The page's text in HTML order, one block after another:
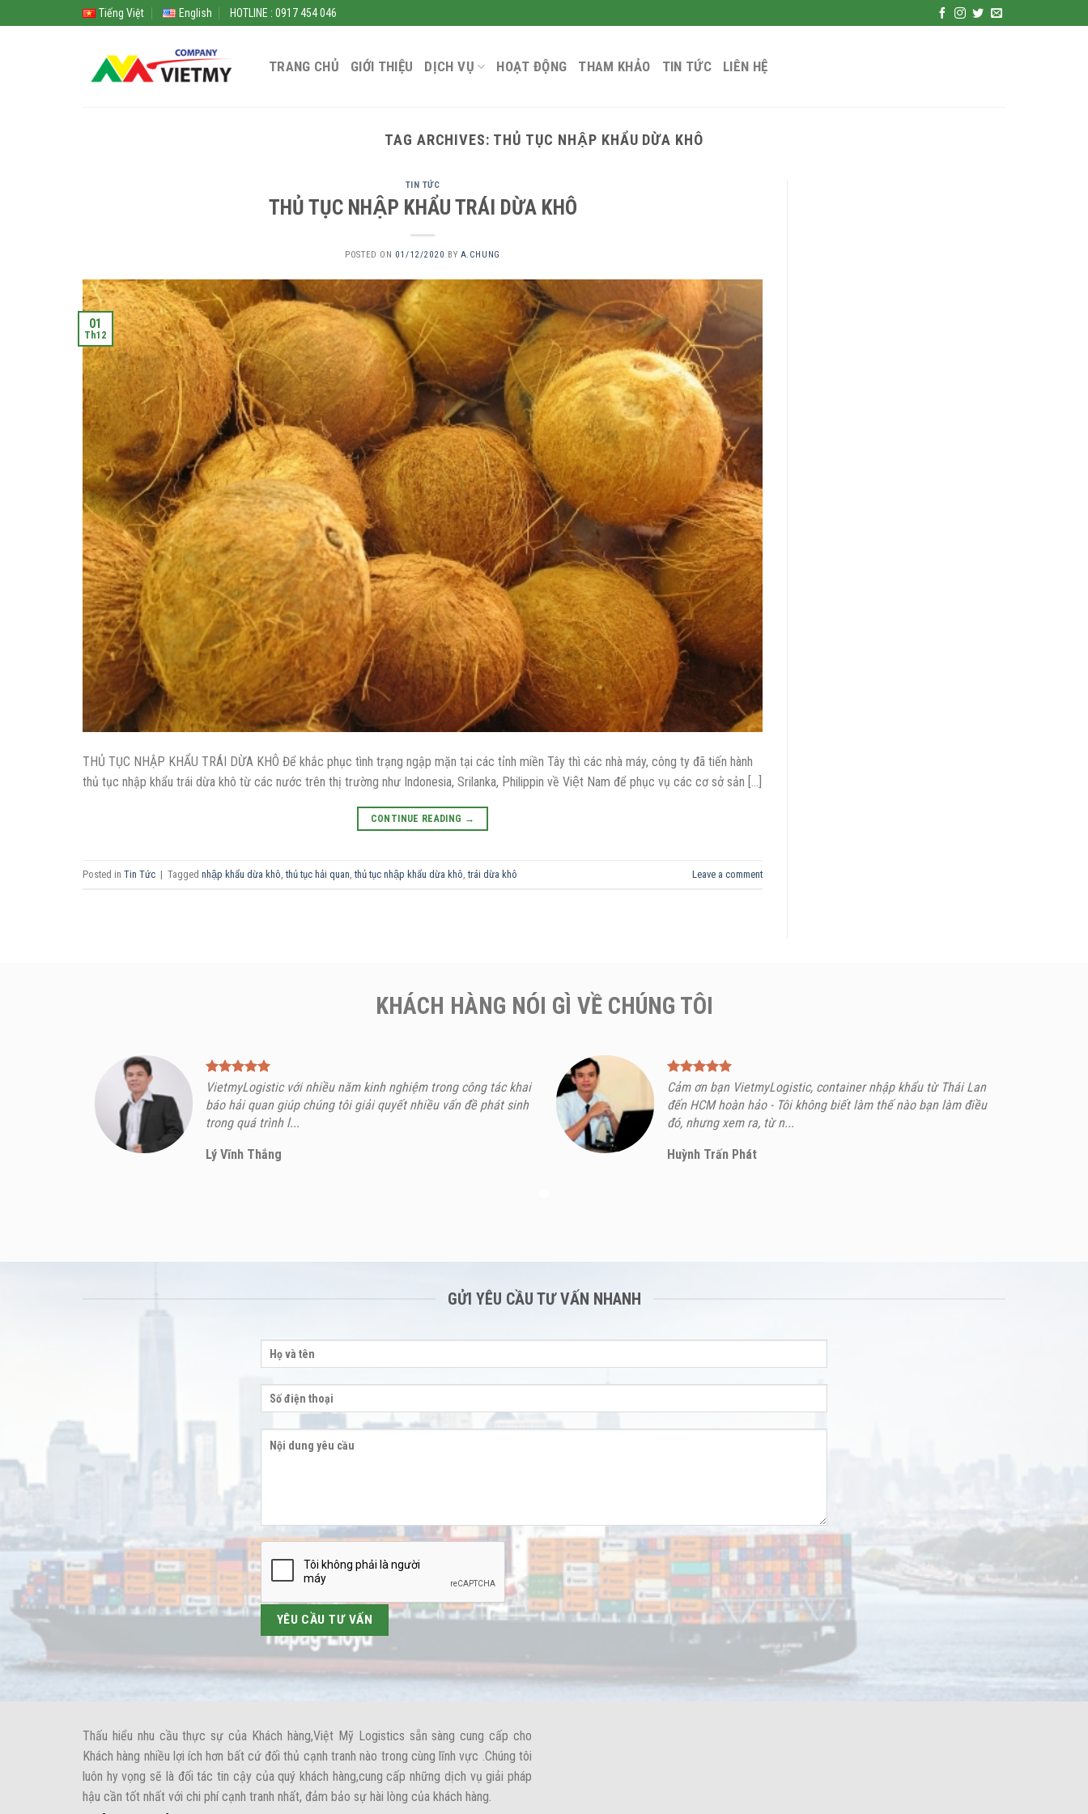
to
Tiếng Việt English HOTLINE : 0917 454 046
TRANG CHỦ GIỚI THIỆU DỊCH VỤ HOẠT ĐỘNG THAM KHẢO TIN TỨC LIÊN HỆ
TAG ARCHIVES: THỦ TỤC NHẬP KHẨU DỪA KHÔ
TIN TỨC
THỦ TỤC NHẬP KHẨU TRÁI DỪA KHÔ
POSTED ON 01/12/2020 BY A.CHUNG
01
Th12
THỦ TỤC NHẬP KHẨU TRÁI DỪA KHÔ Để khắc phục tình trạng ngập mặn tại các tỉnh miền Tây thì các nhà máy, công ty đã tiến hành
thủ tục nhập khẩu trái dừa khô từ các nước trên thị trường như Indonesia, Srilanka, Philippin về Việt Nam để phục vụ các cơ sở sản […]
CONTINUE READING →
Posted in Tin Tức | Tagged nhập khẩu dừa khô ,thủ tục hải quan ,thủ tục nhập khẩu dừa khô ,trái dừa khô Leave a comment
KHÁCH HÀNG NÓI GÌ VỀ CHÚNG TÔI
VietmyLogistic với nhiều năm kinh nghiệm trong công tác khai
báo hải quan giúp chúng tôi giải quyết nhiều vấn đề phát sinh
trong quá trình l...
Lý Vĩnh Thắng
Cảm ơn bạn VietmyLogistic, container nhập khẩu từ Thái Lan
đến HCM hoàn hảo - Tôi không biết làm thế nào bạn làm điều
đó, nhưng xem ra, từ n...
Huỳnh Trấn Phát
GỬI YÊU CẦU TƯ VẤN NHANH
Thấu hiểu nhu cầu thực sự của Khách hàng,Việt Mỹ Logistics sẵn sàng cung cấp cho
Khách hàng nhiều lợi ích hơn bất cứ đối thủ cạnh tranh nào trong cùng lĩnh vực .Chúng tôi
luôn hy vọng sẽ là đối tác tin cậy của quý khách hàng,cung cấp những dịch vụ giải pháp
hậu cần tốt nhất với chi phí cạnh tranh nhất, đảm bảo sự hài lòng của khách hàng.